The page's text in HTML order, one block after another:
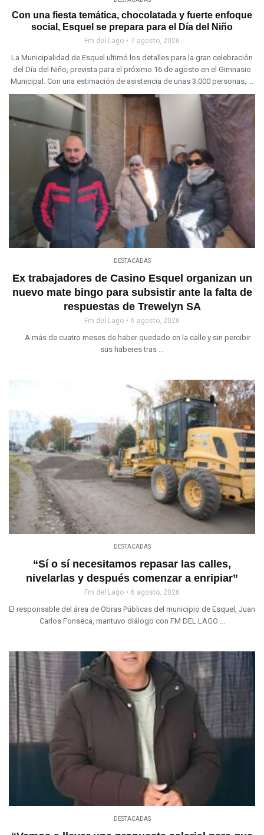
Con una fiesta temática, chocolatada y fuerte enfoque
social, Esquel se prepara para el Día del Niño
Fm del Lago 7 agosto, 2026
La Municipalidad de Esquel ultimó los detalles para la gran celebración
del Día del Niño, prevista para el próximo 16 de agosto en el Gimnasio
Municipal. Con una estimación de asistencia de unas 3.000 personas, ...
DESTACADAS
Ex trabajadores de Casino Esquel organizan un
nuevo mate bingo para subsistir ante la falta de
respuestas de Trewelyn SA
Fm del Lago 6 agosto, 2026
A más de cuatro meses de haber quedado en la calle y sin percibir
sus haberes tras ...
DESTACADAS
“Sí o sí necesitamos repasar las calles,
nivelarlas y después comenzar a enripiar”
Fm del Lago 6 agosto, 2026
El responsable del área de Obras Públicas del municipio de Esquel, Juan
Carlos Fonseca, mantuvo diálogo con FM DEL LAGO ...
DESTACADAS